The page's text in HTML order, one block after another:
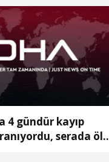
4 gündür kayıp
serada ölü